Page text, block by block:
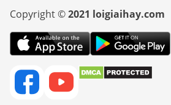
Copyright ©2021 loigiaihay.com